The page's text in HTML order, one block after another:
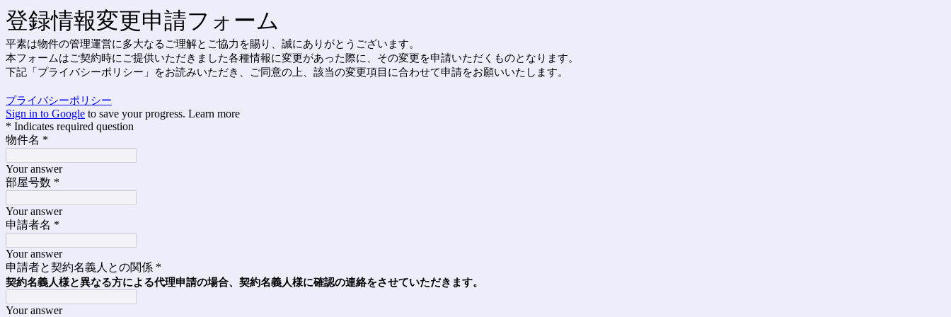
登録情報変更申請フォーム
平素は物件の管理運営に多大なるご理解とご協力を賜り、誠にありがとうございます。
本フォームはご契約時にご提供いただきました各種情報に変更があった際に、その変更を申請いただくものとなります。
下記「プライバシーポリシー」をお読みいただき、ご同意の上、該当の変更項目に合わせて申請をお願いいたします。
プライバシーポリシー
Sign in to Google to save your progress. Learn more
* Indicates required question
物件名 *
Your answer
部屋号数 *
Your answer
申請者名 *
Your answer
申請者と契約名義人との関係 *
契約名義人様と異なる方による代理申請の場合、契約名義人様に確認の連絡をさせていただきます。
Your answer